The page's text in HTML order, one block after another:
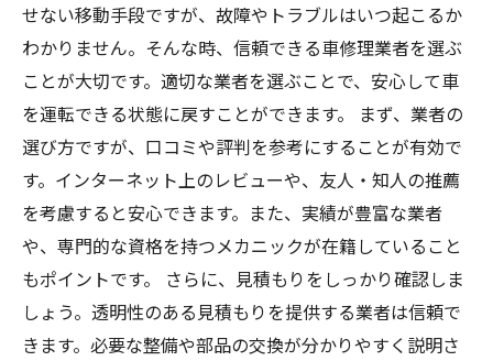
せない移動手段ですが、故障やトラブルはいつ起こるか
わかりません。そんな時、信頼できる車修理業者を選ぶ
ことが大切です。適切な業者を選ぶことで、安心して車
を運転できる状態に戻すことができます。 まず、業者の
選び方ですが、口コミや評判を参考にすることが有効で
す。インターネット上のレビューや、友人・知人の推薦
を考慮すると安心できます。また、実績が豊富な業者
や、専門的な資格を持つメカニックが在籍していること
もポイントです。 さらに、見積もりをしっかり確認しま
しょう。透明性のある見積もりを提供する業者は信頼で
きます。必要な整備や部品の交換が分かりやすく説明さ